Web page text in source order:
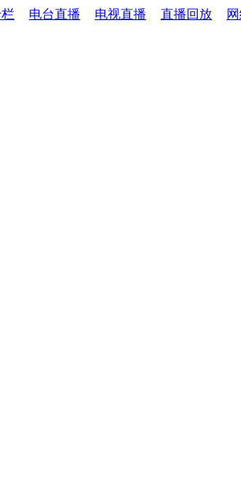
电台直播 电视直播 直播回放